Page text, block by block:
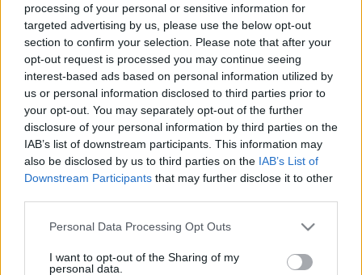
processing of your personal or sensitive information for
targeted advertising by us, please use the below opt-out
section to confirm your selection. Please note that after your
opt-out request is processed you may continue seeing
interest-based ads based on personal information utilized by
us or personal information disclosed to third parties prior to
your opt-out. You may separately opt-out of the further
disclosure of your personal information by third parties on the
IAB’s list of downstream participants. This information may
also be disclosed by us to third parties on the IAB’s List of
Downstream Participants that may further disclose it to other
Please note that this website/app uses one or more Google
not limited to your visit or usage behaviour. You may click to
Personal Data Processing Opt Outs
I want to opt-out of the Sharing of my
personal data.
Az előadás a Budapesti Operettszínházból érkezik
Szegedre. A rendező,Somogyi Szilárd elárulta, hogy
Scarlett visszatérése a jövő nyáron tartogat igazi
meglepetéseket. Például új karakterek jelennek meg
a tavaly nyári bemutatóhoz képest: Scarlett
édesanyja, Ellen, testvére, Suellen, a dadája, a
komornyik Taráról, Pork, a szolgáló, szintén a
birtokról, és Jack is helyet kaptak a darabban.
Az Operettszínház vendégjátékaként kerül színre egy
másik örökzöld történet, A Csárdáskirálynő is.
ígér, izgalmas, színes, lenyűgöző produkciót tervez.